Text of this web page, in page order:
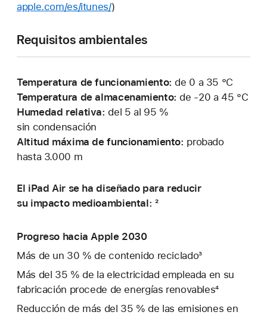
apple.com/es/itunes/)
Requisitos ambientales
Temperatura de funcionamiento: de 0 a 35 °C
Temperatura de almacenamiento: de -20 a 45 °C
Humedad relativa: del 5 al 95 %
sin condensación
Altitud máxima de funcionamiento: probado
hasta 3.000 m
El iPad Air se ha diseñado para reducir
su impacto medioambiental: ²
Progreso hacia Apple 2030
Más de un 30 % de contenido reciclado³
Más del 35 % de la electricidad empleada en su
fabricación procede de energías renovables⁴
Reducción de más del 35 % de las emisiones en